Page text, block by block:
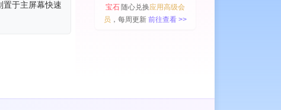
置于主屏幕快速
宝石随心兑换应用高级会
员 ，每周更新 前往查看 >>